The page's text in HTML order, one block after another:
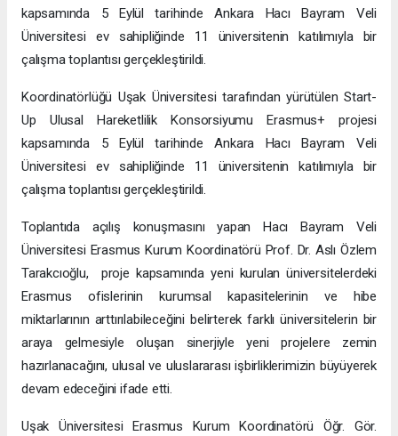
kapsamında 5 Eylül tarihinde Ankara Hacı Bayram Veli
Üniversitesi ev sahipliğinde 11 üniversitenin katılımıyla bir
çalışma toplantısı gerçekleştirildi.
Koordinatörlüğü Uşak Üniversitesi tarafından yürütülen Start-
Up Ulusal Hareketlilik Konsorsiyumu Erasmus+ projesi
kapsamında 5 Eylül tarihinde Ankara Hacı Bayram Veli
Üniversitesi ev sahipliğinde 11 üniversitenin katılımıyla bir
çalışma toplantısı gerçekleştirildi.
Toplantıda açılış konuşmasını yapan Hacı Bayram Veli
Üniversitesi Erasmus Kurum Koordinatörü Prof. Dr. Aslı Özlem
Tarakcıoğlu, proje kapsamında yeni kurulan üniversitelerdeki
Erasmus ofislerinin kurumsal kapasitelerinin ve hibe
miktarlarının arttırılabileceğini belirterek farklı üniversitelerin bir
araya gelmesiyle oluşan sinerjiyle yeni projelere zemin
hazırlanacağını, ulusal ve uluslararası işbirliklerimizin büyüyerek
devam edeceğini ifade etti.
Uşak Üniversitesi Erasmus Kurum Koordinatörü Öğr. Gör.